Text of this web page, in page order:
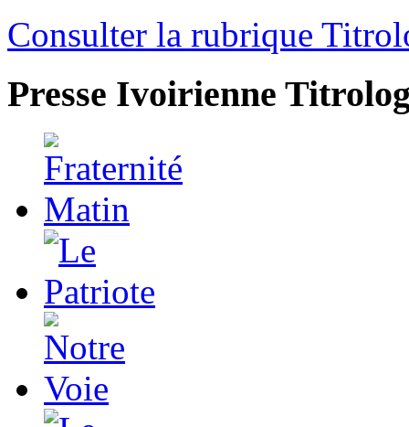
Consulter la rubrique
Presse Ivoirienne